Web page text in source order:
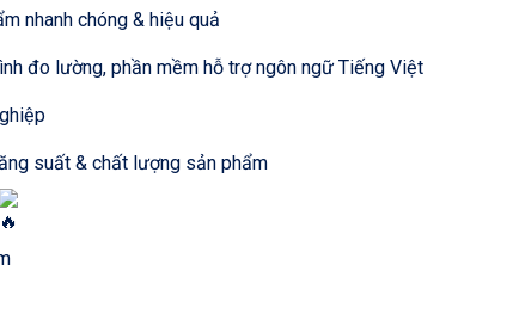
nhanh chóng & hiệu quả
đo lường, phần mềm hỗ trợ ngôn ngữ Tiếng Việt
suất & chất lượng sản phẩm